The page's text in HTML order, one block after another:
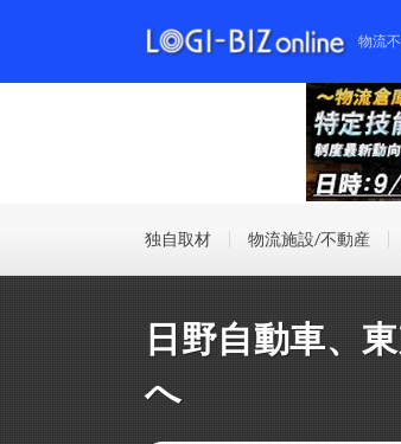
物流
独自取材 物流施設/不動産
日野自動車、
へ